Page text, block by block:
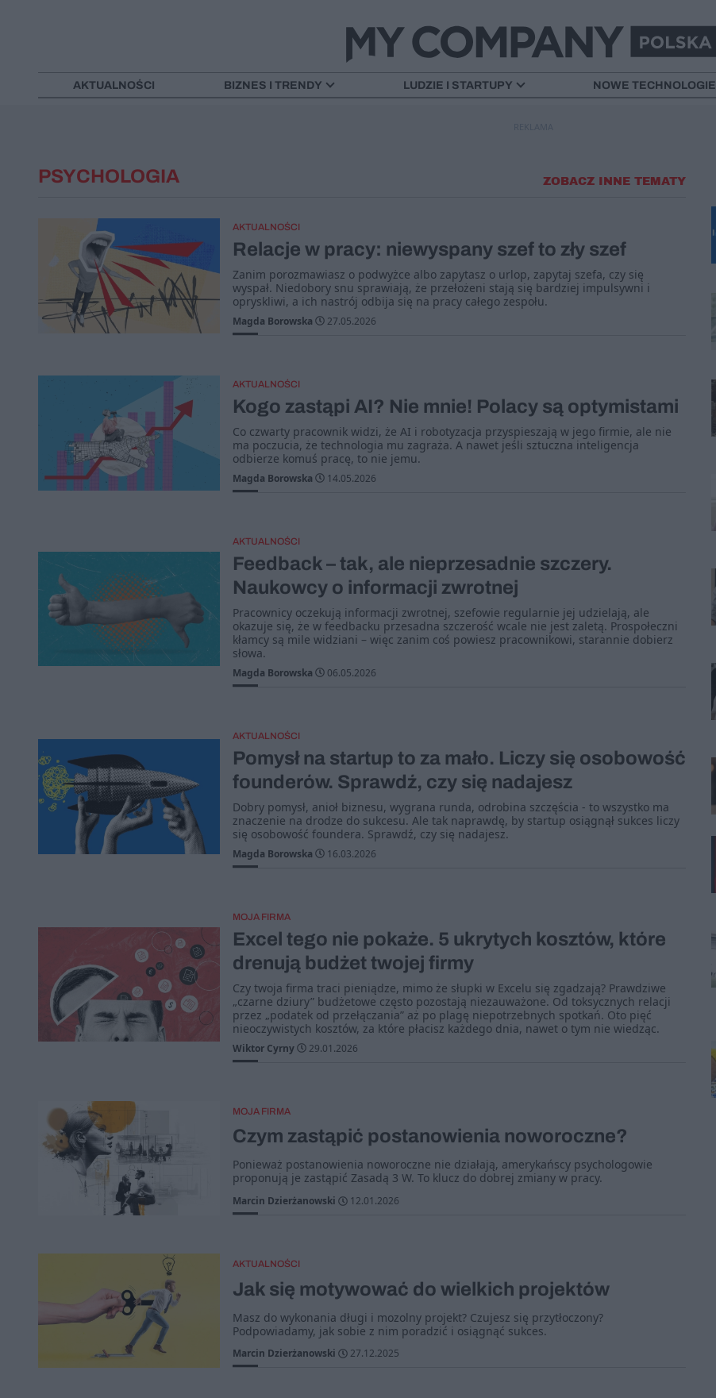
AKTUALNOŚCI BIZNES I TRENDY LUDZIE I STARTUPY NOWE TECHNOLOGIE
PSYCHOLOGIA ZOBACZ INNE TEMATY
AKTUALNOŚCI
Relacje w pracy: niewyspany szef to zły szef
Zanim porozmawiasz o podwyżce albo zapytasz o urlop, zapytaj szefa, czy się
wyspał. Niedobory snu sprawiają, że przełożeni stają się bardziej impulsywni i
opryskliwi, a ich nastrój odbija się na pracy całego zespołu.
Magda Borowska 27.05.2026
AKTUALNOŚCI
Kogo zastąpi AI? Nie mnie! Polacy są optymistami
Co czwarty pracownik widzi, że AI i robotyzacja przyspieszają w jego firmie, ale nie
ma poczucia, że technologia mu zagraża. A nawet jeśli sztuczna inteligencja
odbierze komuś pracę, to nie jemu.
Magda Borowska 14.05.2026
AKTUALNOŚCI
Feedback – tak, ale nieprzesadnie szczery.
Naukowcy o informacji zwrotnej
Pracownicy oczekują informacji zwrotnej, szefowie regularnie jej udzielają, ale
okazuje się, że w feedbacku przesadna szczerość wcale nie jest zaletą. Prospołeczni
kłamcy są mile widziani – więc zanim coś powiesz pracownikowi, starannie dobierz
słowa.
Magda Borowska 06.05.2026
AKTUALNOŚCI
Pomysł na startup to za mało. Liczy się osobowość
founderów. Sprawdź, czy się nadajesz
Dobry pomysł, anioł biznesu, wygrana runda, odrobina szczęścia - to wszystko ma
znaczenie na drodze do sukcesu. Ale tak naprawdę, by startup osiągnął sukces liczy
się osobowość foundera. Sprawdź, czy się nadajesz.
Magda Borowska 16.03.2026
MOJA FIRMA
Excel tego nie pokaże. 5 ukrytych kosztów, które
drenują budżet twojej firmy
Czy twoja firma traci pieniądze, mimo że słupki w Excelu się zgadzają? Prawdziwe
„czarne dziury” budżetowe często pozostają niezauważone. Od toksycznych relacji
przez „podatek od przełączania” aż po plagę niepotrzebnych spotkań. Oto pięć
nieoczywistych kosztów, za które płacisz każdego dnia, nawet o tym nie wiedząc.
Wiktor Cyrny 29.01.2026
MOJA FIRMA
Czym zastąpić postanowienia noworoczne?
Ponieważ postanowienia noworoczne nie działają, amerykańscy psychologowie
proponują je zastąpić Zasadą 3 W. To klucz do dobrej zmiany w pracy.
Marcin Dzierżanowski 12.01.2026
AKTUALNOŚCI
Jak się motywować do wielkich projektów
Masz do wykonania długi i mozolny projekt? Czujesz się przytłoczony?
Podpowiadamy, jak sobie z nim poradzić i osiągnąć sukces.
Marcin Dzierżanowski 27.12.2025